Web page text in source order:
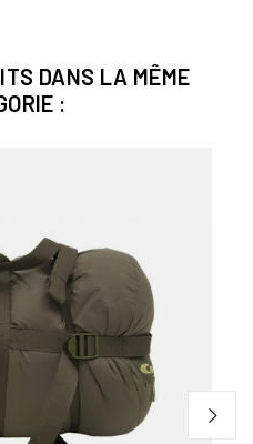
DANS LA MÊME
: